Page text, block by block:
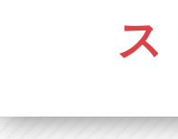
愛知県春
アップル